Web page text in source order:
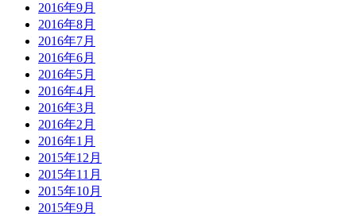
2016年9月
2016年8月
2016年7月
2016年6月
2016年5月
2016年4月
2016年3月
2016年2月
2016年1月
2015年12月
2015年11月
2015年10月
2015年9月